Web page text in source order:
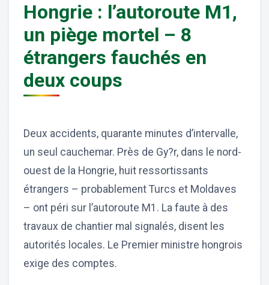
Hongrie : l’autoroute M1,
un piège mortel – 8
étrangers fauchés en
deux coups
Deux accidents, quarante minutes d’intervalle,
un seul cauchemar. Près de Gy?r, dans le nord-
ouest de la Hongrie, huit ressortissants
étrangers – probablement Turcs et Moldaves
– ont péri sur l’autoroute M1. La faute à des
travaux de chantier mal signalés, disent les
autorités locales. Le Premier ministre hongrois
exige des comptes.